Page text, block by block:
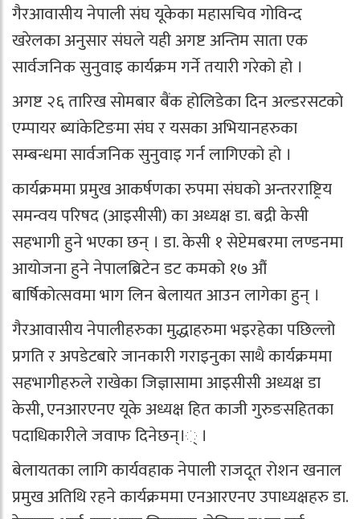
गैरआवासीय नेपाली संघ यूकेका महासचिव गोविन्द
खरेलका अनुसार संघले यही अगष्ट अन्तिम साता एक
सार्वजनिक सुनुवाइ कार्यक्रम गर्ने तयारी गरेको हो ।
अगष्ट २६ तारिख सोमबार बैंक होलिडेका दिन अल्डरसटको
एम्पायर ब्यांकेटिङमा संघ र यसका अभियानहरुका
सम्बन्धमा सार्वजनिक सुनुवाइ गर्न लागिएको हो ।
कार्यक्रममा प्रमुख आकर्षणका रुपमा संघको अन्तरराष्ट्रिय
समन्वय परिषद (आइसीसी) का अध्यक्ष डा. बद्री केसी
सहभागी हुने भएका छन् । डा. केसी १ सेप्टेमबरमा लण्डनमा
आयोजना हुने नेपालब्रिटेन डट कमको १७ औं
बार्षिकोत्सवमा भाग लिन बेलायत आउन लागेका हुन् ।
गैरआवासीय नेपालीहरुका मुद्धाहरुमा भइरहेका पछिल्लो
प्रगति र अपडेटबारे जानकारी गराइनुका साथै कार्यक्रममा
सहभागीहरुले राखेका जिज्ञासामा आइसीसी अध्यक्ष डा
केसी, एनआरएनए यूके अध्यक्ष हित काजी गुरुङसहितका
पदाधिकारीले जवाफ दिनेछन्।् ।
बेलायतका लागि कार्यवहाक नेपाली राजदूत रोशन खनाल
प्रमुख अतिथि रहने कार्यक्रममा एनआरएनए उपाध्यक्षहरु डा.